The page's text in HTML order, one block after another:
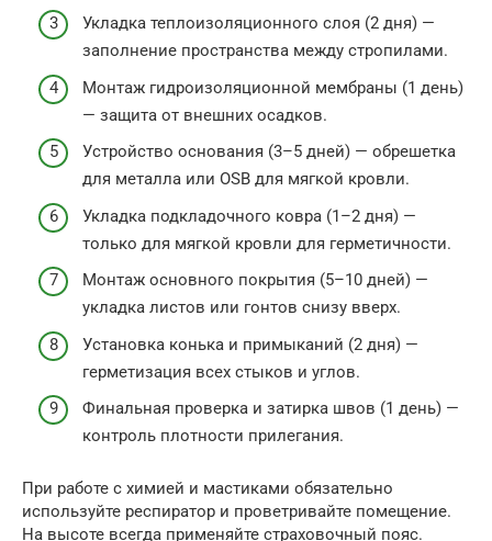
Укладка теплоизоляционного слоя (2 дня) —
заполнение пространства между стропилами.
Монтаж гидроизоляционной мембраны (1 день)
— защита от внешних осадков.
Устройство основания (3–5 дней) — обрешетка
для металла или OSB для мягкой кровли.
Укладка подкладочного ковра (1–2 дня) —
только для мягкой кровли для герметичности.
Монтаж основного покрытия (5–10 дней) —
укладка листов или гонтов снизу вверх.
Установка конька и примыканий (2 дня) —
герметизация всех стыков и углов.
Финальная проверка и затирка швов (1 день) —
контроль плотности прилегания.
При работе с химией и мастиками обязательно
используйте респиратор и проветривайте помещение.
На высоте всегда применяйте страховочный пояс.